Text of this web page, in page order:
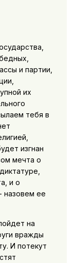
и партии,
их
тебя в
изгнан
мечта о
и о
назовем ее
на
вражды
И потекут